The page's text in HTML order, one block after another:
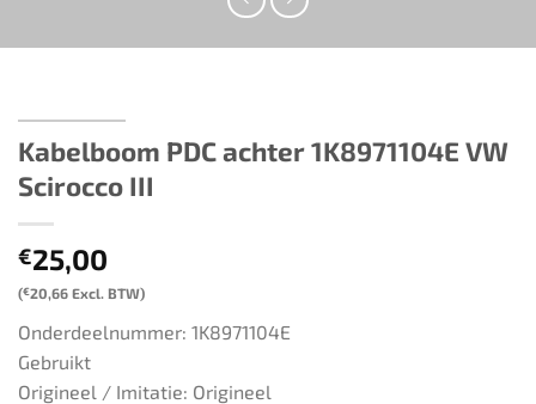
Kabelboom PDC achter 1K8971104E​ ​​VW
Scirocco III
€25,00
(€20,66 Excl. BTW)
Onderdeelnummer: 1K8971104E
Gebruikt
Origineel / Imitatie: Origineel